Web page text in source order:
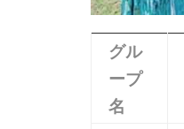
グル
ープ
名